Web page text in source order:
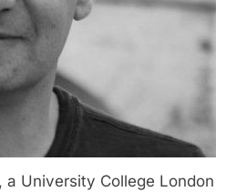
a University College London